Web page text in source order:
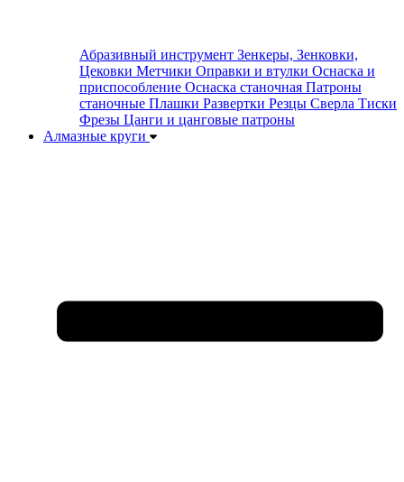
Абразивный инструмент Зенкеры, Зенковки,
Цековки Метчики Оправки и втулки Оснаска и
приспособление Оснаска станочная Патроны
станочные Плашки Развертки Резцы Сверла Тиски
Фрезы Цанги и цанговые патроны
Алмазные круги